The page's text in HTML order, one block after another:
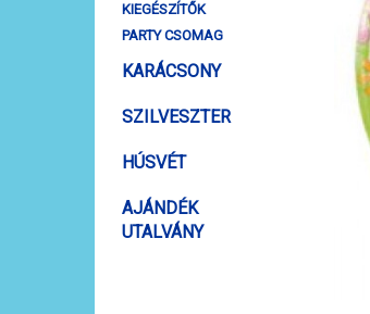
KIEGÉSZÍTŐK
PARTY CSOMAG
KARÁCSONY
SZILVESZTER
HÚSVÉT
AJÁNDÉK
UTALVÁNY